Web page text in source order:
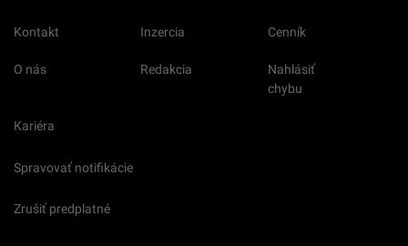
Kontakt Inzercia Cenník
O nás Redakcia
Nahlásiť
chybu
Kariéra
Spravovať notifikácie
Zrušiť predplatné